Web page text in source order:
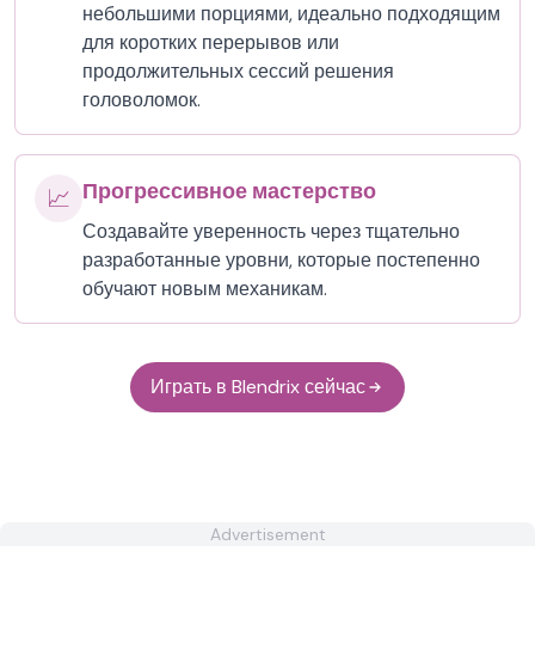
небольшими порциями, идеально подходящим
для коротких перерывов или
продолжительных сессий решения
головоломок.
📈 Прогрессивное мастерство
Создавайте уверенность через тщательно
разработанные уровни, которые постепенно
обучают новым механикам.
Играть в Blendrix сейчас
Advertisement